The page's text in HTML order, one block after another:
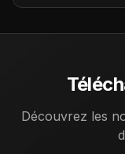
Découvrez les